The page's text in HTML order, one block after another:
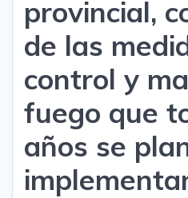
provincial,
de las
control y
fuego que
años se